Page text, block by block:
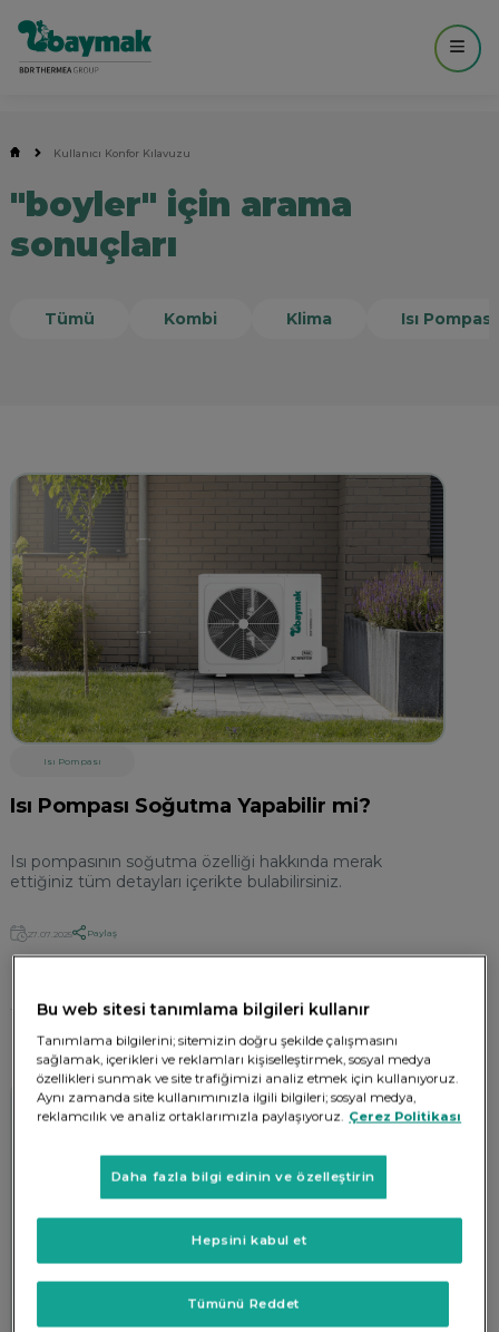
Kullanıcı Konfor Kılavuzu
"boyler" için arama
sonuçları
Tümü Kombi Klima Isı Pompası
Isı Pompası
Isı Pompası Soğutma Yapabilir mi?
Isı pompasının soğutma özelliği hakkında merak
ettiğiniz tüm detayları içerikte bulabilirsiniz.
27.07.2025 Paylaş
Bu web sitesi tanımlama bilgileri kullanır
Tanımlama bilgilerini; sitemizin doğru şekilde çalışmasını
sağlamak, içerikleri ve reklamları kişiselleştirmek, sosyal medya
özellikleri sunmak ve site trafiğimizi analiz etmek için kullanıyoruz.
Aynı zamanda site kullanımınızla ilgili bilgileri; sosyal medya,
reklamcılık ve analiz ortaklarımızla paylaşıyoruz. Çerez Politikası
Daha fazla bilgi edinin ve özelleştirin
Tümünü Reddet
Hepsini kabul et